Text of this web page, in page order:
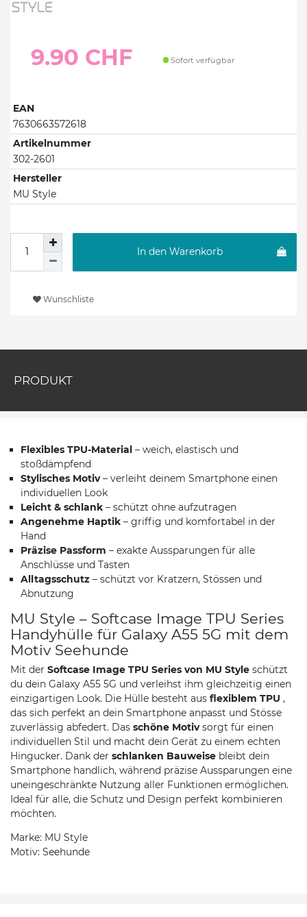
9.90 CHF Sofort verfügbar
EAN
7630663572618
Artikelnummer
302-2601
Hersteller
MU Style
In den Warenkorb
Wunschliste
PRODUKT
Flexibles TPU-Material – weich, elastisch und
stoßdämpfend
Stylisches Motiv– verleiht deinem Smartphone einen
individuellen Look
Leicht & schlank – schützt ohne aufzutragen
Angenehme Haptik – griffig und komfortabel in der
Hand
Präzise Passform – exakte Aussparungen für alle
Anschlüsse und Tasten
Alltagsschutz – schützt vor Kratzern, Stössen und
Abnutzung
MU Style – Softcase Image TPU Series
Handyhülle für Galaxy A55 5G mit dem
Motiv Seehunde
Mit der Softcase Image TPU Series von MU Style schützt
du dein Galaxy A55 5G und verleihst ihm gleichzeitig einen
einzigartigen Look. Die Hülle besteht aus flexiblem TPU ,
das sich perfekt an dein Smartphone anpasst und Stösse
zuverlässig abfedert. Das schöne Motivsorgt für einen
individuellen Stil und macht dein Gerät zu einem echten
Hingucker. Dank der schlanken Bauweise bleibt dein
Smartphone handlich, während präzise Aussparungen eine
uneingeschränkte Nutzung aller Funktionen ermöglichen.
Ideal für alle, die Schutz und Design perfekt kombinieren
möchten.
Marke: MU Style
Motiv: Seehunde